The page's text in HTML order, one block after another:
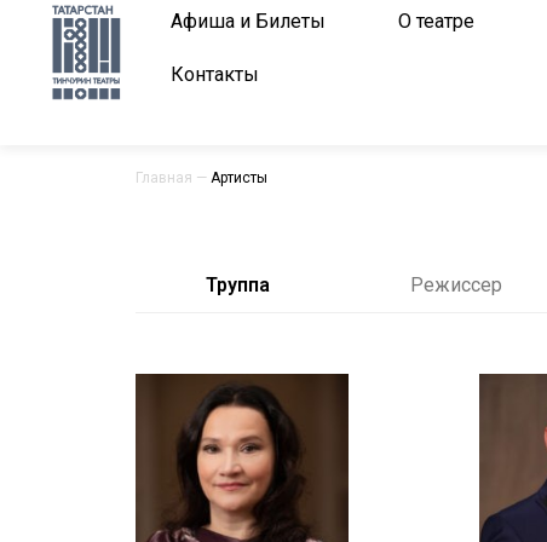
Афиша и Билеты О театре
Контакты
Главная — Артисты
Труппа Режиссер